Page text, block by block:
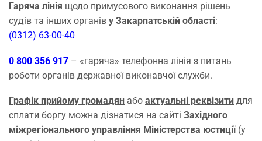
Гаряча лінія щодо примусового виконання рішень
судів та інших органів у Закарпатській області:
(0312) 63-00-40
0 800 356 917 – «гаряча» телефонна лінія з питань
роботи органів державної виконавчої служби.
Графік прийому громадян або актуальні реквізити для
сплати боргу можна дізнатися на сайті Західного
міжрегіонального управління Міністерства юстиції(у